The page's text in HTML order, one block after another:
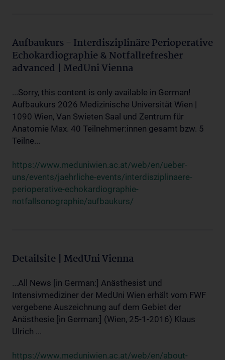
Aufbaukurs - Interdisziplinäre Perioperative
Echokardiographie & Notfallrefresher
advanced | MedUni Vienna
...Sorry, this content is only available in German!
Aufbaukurs 2026 Medizinische Universität Wien |
1090 Wien, Van Swieten Saal und Zentrum für
Anatomie Max. 40 Teilnehmer:innen gesamt bzw. 5
Teilne...
https://www.meduniwien.ac.at/web/en/ueber-
uns/events/jaehrliche-events/interdisziplinaere-
perioperative-echokardiographie-
notfallsonographie/aufbaukurs/
Detailsite | MedUni Vienna
...All News [in German:] Anästhesist und
Intensivmediziner der MedUni Wien erhält vom FWF
vergebene Auszeichnung auf dem Gebiet der
Anästhesie [in German:] (Wien, 25-1-2016) Klaus
Ulrich ...
https://www.meduniwien.ac.at/web/en/about-